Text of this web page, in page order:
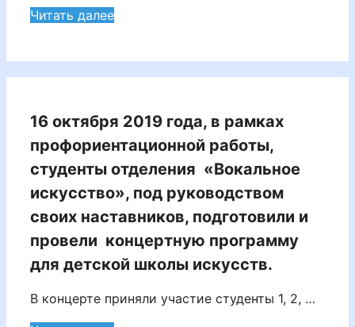
Читать далее
16 октября 2019 года, в рамках
профориентационной работы,
студенты отделения «Вокальное
искусство», под руководством
своих наставников, подготовили и
провели концертную программу
для детской школы искусств.
В концерте приняли участие студенты 1, 2, …